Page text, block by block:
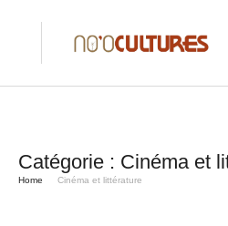
Catégorie : Cinéma et
Home Cinéma et littérature